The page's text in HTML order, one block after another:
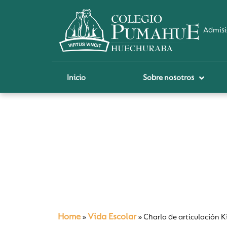
Inicio Sobre nosotros
Home » Vida Escolar» Charla de articulación